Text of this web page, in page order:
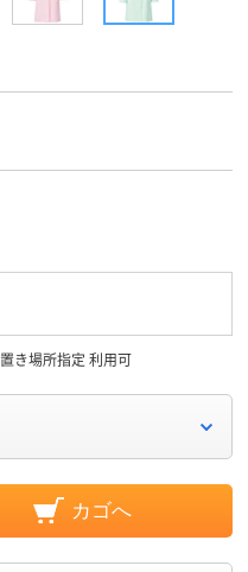
置き場所指定 利用可
カゴへ